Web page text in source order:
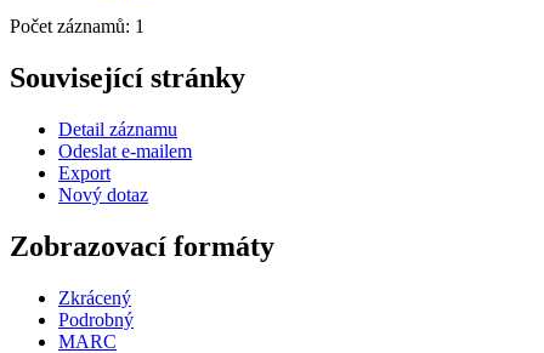
Počet záznamů: 1
Související stránky
Detail záznamu
Odeslat e-mailem
Export
Nový dotaz
Zobrazovací formáty
Zkrácený
Podrobný
MARC